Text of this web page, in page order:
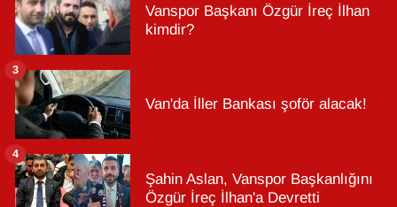
Vanspor Başkanı Özgür İreç İlhan
kimdir?
Van'da İller Bankası şoför alacak!
3
Şahin Aslan, Vanspor Başkanlığını
Özgür İreç İlhan'a Devretti
4